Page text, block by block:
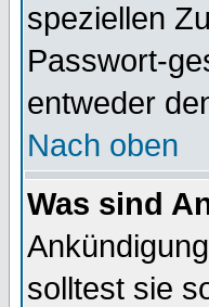
speziellen
Passwort-
entweder
Nach oben
Was sind
solltest sie